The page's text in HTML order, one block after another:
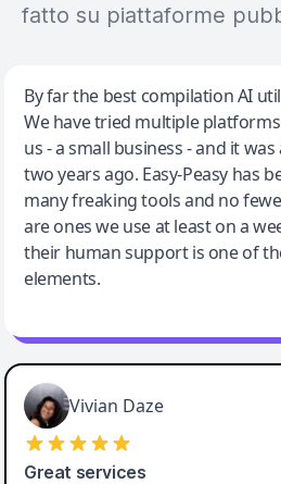
fatto su piattaforme
Jeff Wilson
By far the best compilation AI utility
By far the best compilation AI
We have tried multiple
us - a small business - and it
two years ago. Easy-Peasy has
many freaking tools and no
are ones we use at least on a
their human support is one of
elements.
Vivian Daze
Great services